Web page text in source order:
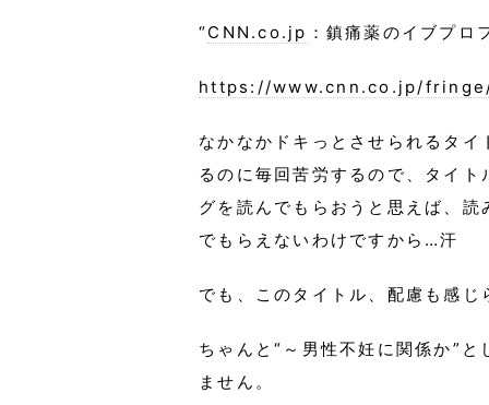
“CNN.co.jp ：鎮痛薬のイブプロ
https://www.cnn.co.jp/
なかなかドキっとさせられるタイ
るのに毎回苦労するので、タイ
グを読んでもらおうと思えば、
でもらえないわけですから…汗
でも、このタイトル、配慮も感じ
ちゃんと“～男性不妊に関係か”
ません。